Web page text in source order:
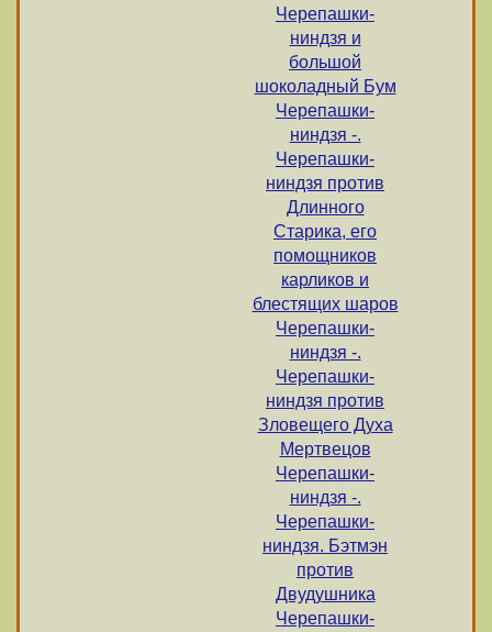
Черепашки-
ниндзя и
большой
шоколадный Бум
Черепашки-
ниндзя -.
Черепашки-
ниндзя против
Длинного
Старика, его
помощников
карликов и
блестящих шаров
Черепашки-
ниндзя -.
Черепашки-
ниндзя против
Зловещего Духа
Мертвецов
Черепашки-
ниндзя -.
Черепашки-
ниндзя. Бэтмэн
против
Двудушника
Черепашки-